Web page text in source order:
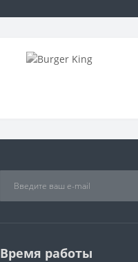
Время работы